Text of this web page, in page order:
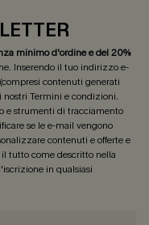
minimo d'ordine e del 20%
Inserendo il tuo indirizzo e-
contenuti generati
nostri Termini e condizioni.
e strumenti di tracciamento
se le e-mail vengono
contenuti e offerte e
tutto come descritto nella
in qualsiasi